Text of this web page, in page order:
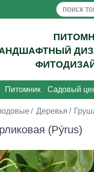
Питомник Садовый
Деревья
(Pýrus)